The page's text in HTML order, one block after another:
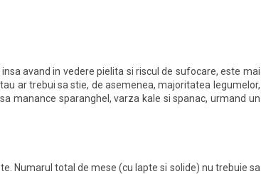
avand in vedere pielita si riscul de sufocare, este mai
ar trebui sa stie, de asemenea, majoritatea legumelor,
manance sparanghel, varza kale si spanac, urmand un
Numarul total de mese (cu lapte si solide) nu trebuie sa